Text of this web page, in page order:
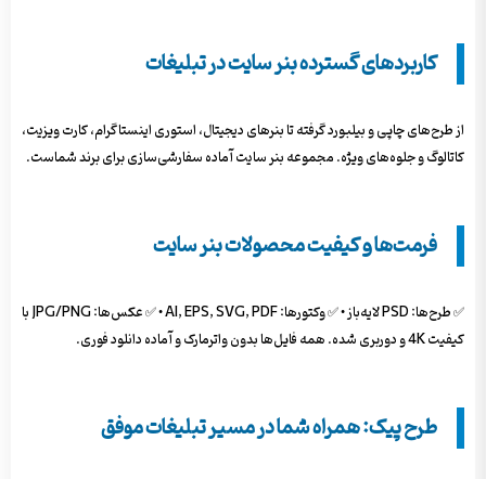
کاربردهای گسترده بنر سایت در تبلیغات
از طرح‌های چاپی و بیلبورد گرفته تا بنرهای دیجیتال، استوری اینستاگرام، کارت ویزیت،
کاتالوگ و جلوه‌های ویژه. مجموعه بنر سایت آماده سفارشی‌سازی برای برند شماست.
فرمت‌ها و کیفیت محصولات بنر سایت
✅ طرح‌ها: PSD لایه‌باز • ✅ وکتورها: AI, EPS, SVG, PDF • ✅ عکس‌ها: JPG/PNG با
کیفیت 4K و دوربری شده. همه فایل‌ها بدون واترمارک و آماده دانلود فوری.
طرح پیک: همراه شما در مسیر تبلیغات موفق